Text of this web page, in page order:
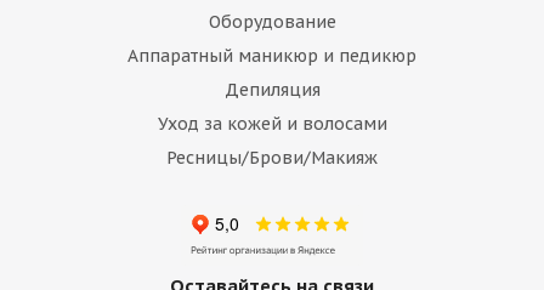
Оборудование
Аппаратный маникюр и педикюр
Депиляция
Уход за кожей и волосами
Ресницы/Брови/Макияж